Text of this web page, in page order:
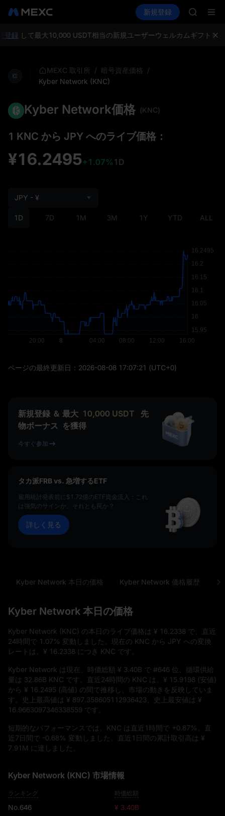
現物 先物取引 SPCX
新規登録
SKYAI
ロックア
録して最大10,000 USDT相当の新規ユーザーウェルカムギフトを獲
MEXC 取引所 / 暗号資産価格 /
Kyber Network (KNC)
Kyber Network価格 (KNC)
1 KNC から JPY へのライブ価格：
¥16.2495+1.07% 1D
1D 7D 1M 3M 1Y YTD ALL
JPY - ¥
ページの最終更新日： 2026-08-08 17:07:21 (UTC+0)
新規登録 ＆ 最大 10,000 USDT
先
物ボーナス を獲得
今すぐ参加
タカ派FRB vs. 急増するETF
雇用統計発表前に$1.72億のETF資金流入：これ
は強気のサインか、それとも罠か？
詳しく見る
Kyber Network 本日の価格 Kyber Network 価格履歴
Kyber Network 本日の価格
Kyber Network (KNC) の本日のライブ価格は ¥ 16.2338 で、直近
24時間で 1.07% 変動しました。現在の KNC から JPY への変換
レートは、 ¥ 16.2338 につき KNC です。
Kyber Network は現在、時価総額 ¥ 3.40B で #646 位、循環供給
量は 32.86B KNC です。直近24時間の KNC は、 ¥ 15.9198 (安値)
から ¥ 16.2495 (高値) の間で推移し、市場の動きを反映していま
す。史上最高値は ¥ 897.358605112936423 、史上最安値は ¥
16.9663097346338559 です。
短期的なパフォーマンスでは、KNC は直近1時間で +0.87%
、直
近7日間で -0.68% 変動しました。直近1日間の累計取引高は ¥
7.91M に達しました。
Kyber Network (KNC) 市場情報
ランキング
No.646
時価総額
¥ 3.40B